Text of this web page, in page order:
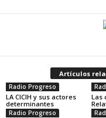
Artículos
Radio Progreso
LA CICIH y sus actores
determinantes
Las
Radio Progreso